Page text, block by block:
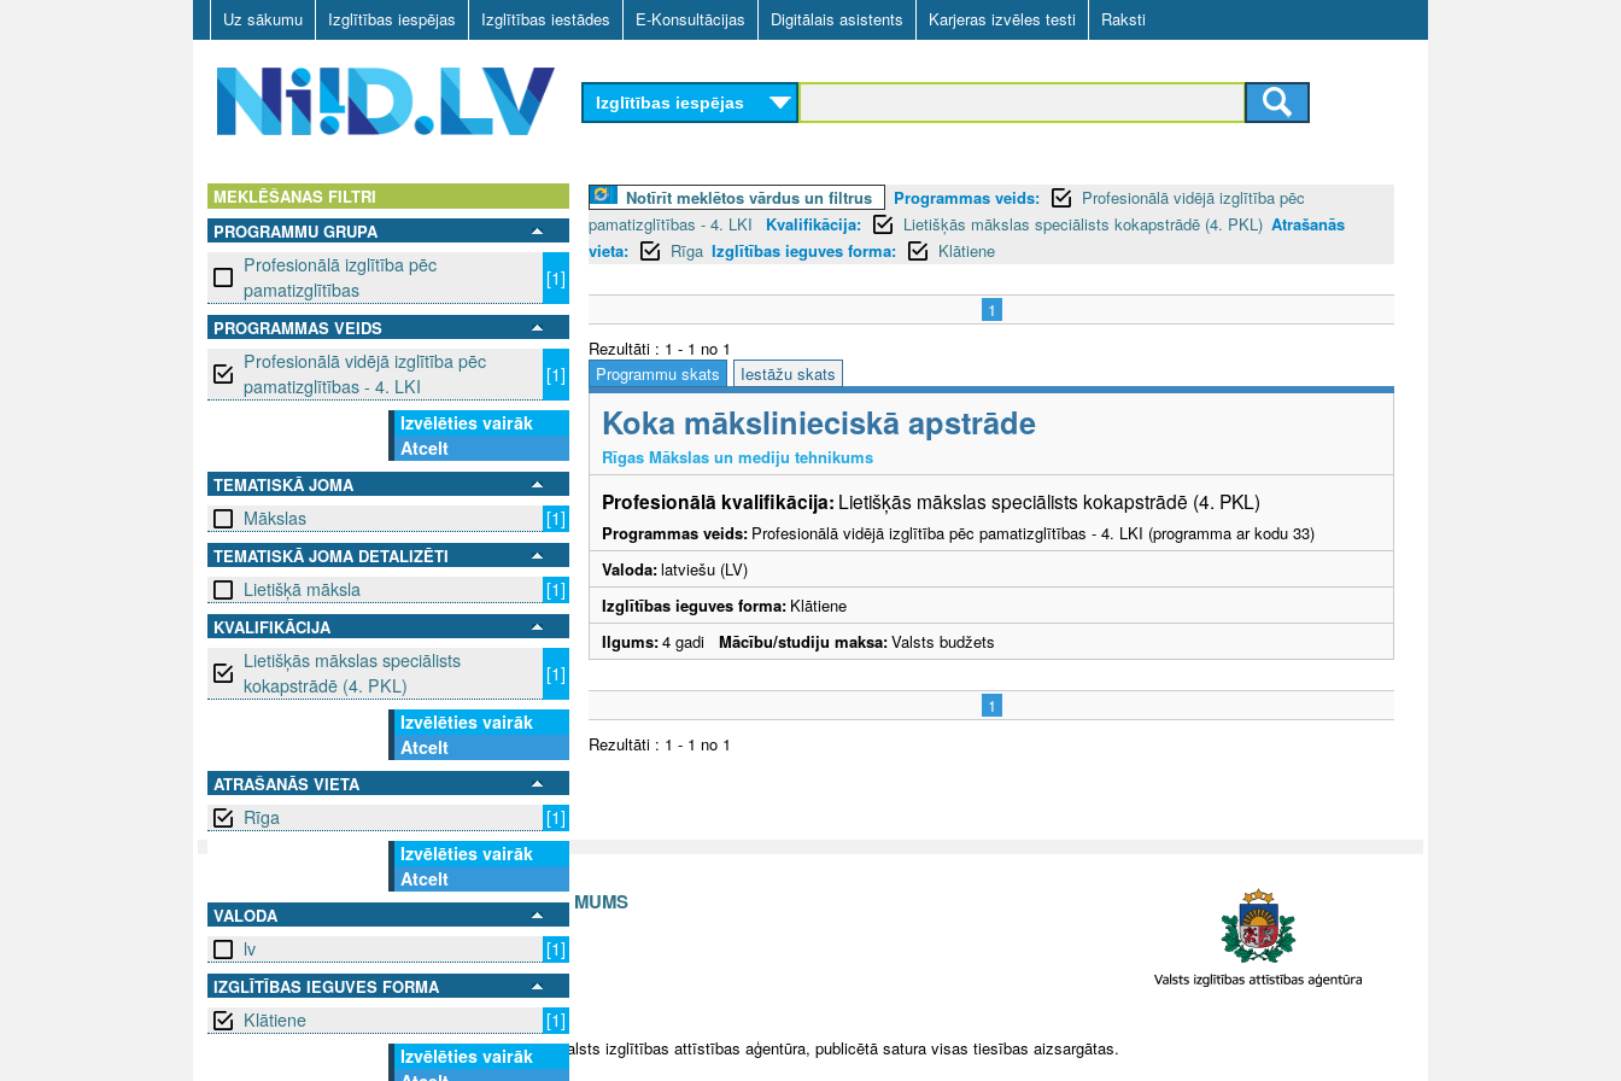
Skip
to
main
content
Uz sākumu Izglītības iespējas Izglītības iestādes E-Konsultācijas Digitālais asistents Karjeras izvēles testi Raksti
D
L
Izglītības iespējas
MEKLĒŠANAS FILTRI
PROGRAMMU GRUPA
Profesionālā izglītība pēc
pamatizglītības
[1]
PROGRAMMAS VEIDS
Profesionālā vidējā izglītība pēc
pamatizglītības - 4. LKI
[1]
Izvēlēties vairāk
Atcelt
TEMATISKĀ JOMA
Mākslas [1]
TEMATISKĀ JOMA DETALIZĒTI
Lietišķā māksla [1]
KVALIFIKĀCIJA
Lietišķās mākslas speciālists
kokapstrādē (4. PKL)
[1]
Izvēlēties vairāk
Atcelt
ATRAŠANĀS VIETA
Rīga
[1]
Izvēlēties vairāk
Atcelt
VALODA
lv [1]
IZGLĪTĪBAS IEGUVES FORMA
Klātiene
[1]
Izvēlēties vairāk
Notīrīt meklētos vārdus un filtrus Programmas veids:
Profesionālā vidējā izglītība pēc
pamatizglītības - 4. LKI
Kvalifikācija: Lietišķās mākslas speciālists kokapstrādē (4. PKL) Atrašanās
vieta:
Rīga Izglītības ieguves forma: Klātiene
1
Rezultāti : 1 - 1 no 1
Programmu skats
Iestāžu skats
Koka mākslinieciskā apstrāde
Rīgas Mākslas un mediju tehnikums
Profesionālā kvalifikācija: Lietišķās mākslas speciālists kokapstrādē (4. PKL)
Programmas veids: Profesionālā vidējā izglītība pēc pamatizglītības - 4. LKI (programma ar kodu 33)
Valoda:latviešu (LV)
Izglītības ieguves forma: Klātiene
Ilgums:4 gadi Mācību/studiju maksa:Valsts budžets
1
Rezultāti : 1 - 1 no 1
SEKO MUMS SAZINIES AR MUMS
© 2025 Valsts izglītības attīstības aģentūra, publicētā satura visas tiesības aizsargātas.